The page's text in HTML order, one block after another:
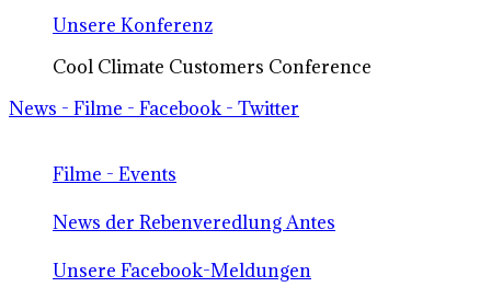
Unsere Konferenz
Cool Climate Customers Conference
News - Filme - Facebook - Twitter
Filme - Events
News der Rebenveredlung Antes
Unsere Facebook-Meldungen